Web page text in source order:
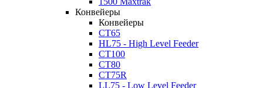
Конвейеры
Конвейеры
CT65
HL75 - High Level Feeder
CT100
CT80
CT75R
LL75 - Low Level Feeder